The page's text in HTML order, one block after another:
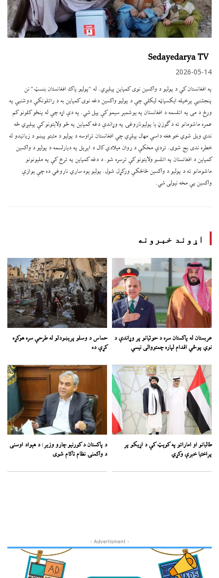
Sedayedarya TV
2026-05-14
په افغانستان کې د پولیو د واکسین نوی کمپاین پیلیږي. له “پولیو پاک افغانستان بنسټ” نن
پنجشنبې پرخپله ایکسپاڼه لیکلي چې د پولیو واکسین دغه نوی کمپاین به د راتلونکې دوشنبې په
ورځ د می په اتلسمه د افغانستان په یوشمیر سیمو کې پیل شي. په دې اړه چې له پنځو کلونو کم
عمره ماشومانو ته د ګوزڼ یا پولیوناروغۍ په وړاندې دغه کمپاین په څو ولایتونو کې پیلیږي څه
ندي ویل شوي خو هغه داسې مهال پیلږي چې افغانستان تراوسه د پولیو د مثبتو پیښو د زیاتیدو له
خطره ندی بج شوی. تردې مخکې د روان میلادي کال د اپریل په دیارلسمه د پولیو د واکسین
کمپاین د افغانستان په اتلسو ولایتونو کې ترسره شو. د دغه کمپاین په ترڅ کې په ملیونونو
ماشومانو ته د پولیو د واکسین څاڅکې ورکړل شول. پولیو یوه ساري ناروغي ده چې یوازې
واکسین یې مخه نیولی شي.
اړوند خبرونه
عربستان له پاکستان سره د حوثیانو پر وړاندې د
نوي پوځي اقدام لپاره چمتووالی نیسي
حماس د وسلو پرېښودلو له طرحې سره هوکړه
کړې ده
طالبانو او اماراتو په کوېټ کې د اړیکو پر
پراختیا خبرې وکړي
د پاکستان د کورنیو چارو وزیر: د هېواد اوسنی
د واکمنۍ نظام ناکام شوی
- Advertisment -